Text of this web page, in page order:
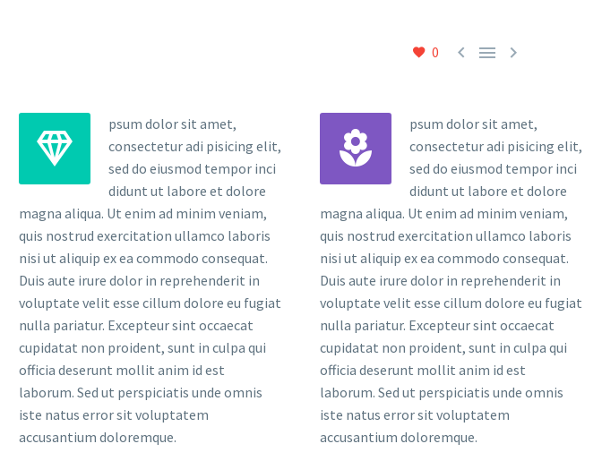
0   


psum dolor sit amet,
consectetur adi pisicing elit,
sed do eiusmod tempor inci
didunt ut labore et dolore
magna aliqua. Ut enim ad minim veniam,
quis nostrud exercitation ullamco laboris
nisi ut aliquip ex ea commodo consequat.
Duis aute irure dolor in reprehenderit in
voluptate velit esse cillum dolore eu fugiat
nulla pariatur. Excepteur sint occaecat
cupidatat non proident, sunt in culpa qui
officia deserunt mollit anim id est
laborum. Sed ut perspiciatis unde omnis
iste natus error sit voluptatem
accusantium doloremque.


psum dolor sit amet,
consectetur adi pisicing elit,
sed do eiusmod tempor inci
didunt ut labore et dolore
magna aliqua. Ut enim ad minim veniam,
quis nostrud exercitation ullamco laboris
nisi ut aliquip ex ea commodo consequat.
Duis aute irure dolor in reprehenderit in
voluptate velit esse cillum dolore eu fugiat
nulla pariatur. Excepteur sint occaecat
cupidatat non proident, sunt in culpa qui
officia deserunt mollit anim id est
laborum. Sed ut perspiciatis unde omnis
iste natus error sit voluptatem
accusantium doloremque.